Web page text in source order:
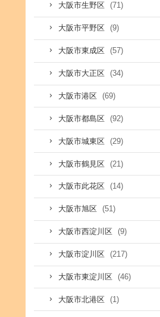
大阪市生野区 (71)
大阪市平野区 (9)
大阪市東成区 (57)
大阪市大正区 (34)
大阪市港区 (69)
大阪市都島区 (92)
大阪市城東区 (29)
大阪市鶴見区 (21)
大阪市此花区 (14)
大阪市旭区 (51)
大阪市西淀川区 (9)
大阪市淀川区 (217)
大阪市東淀川区 (46)
大阪市北港区 (1)